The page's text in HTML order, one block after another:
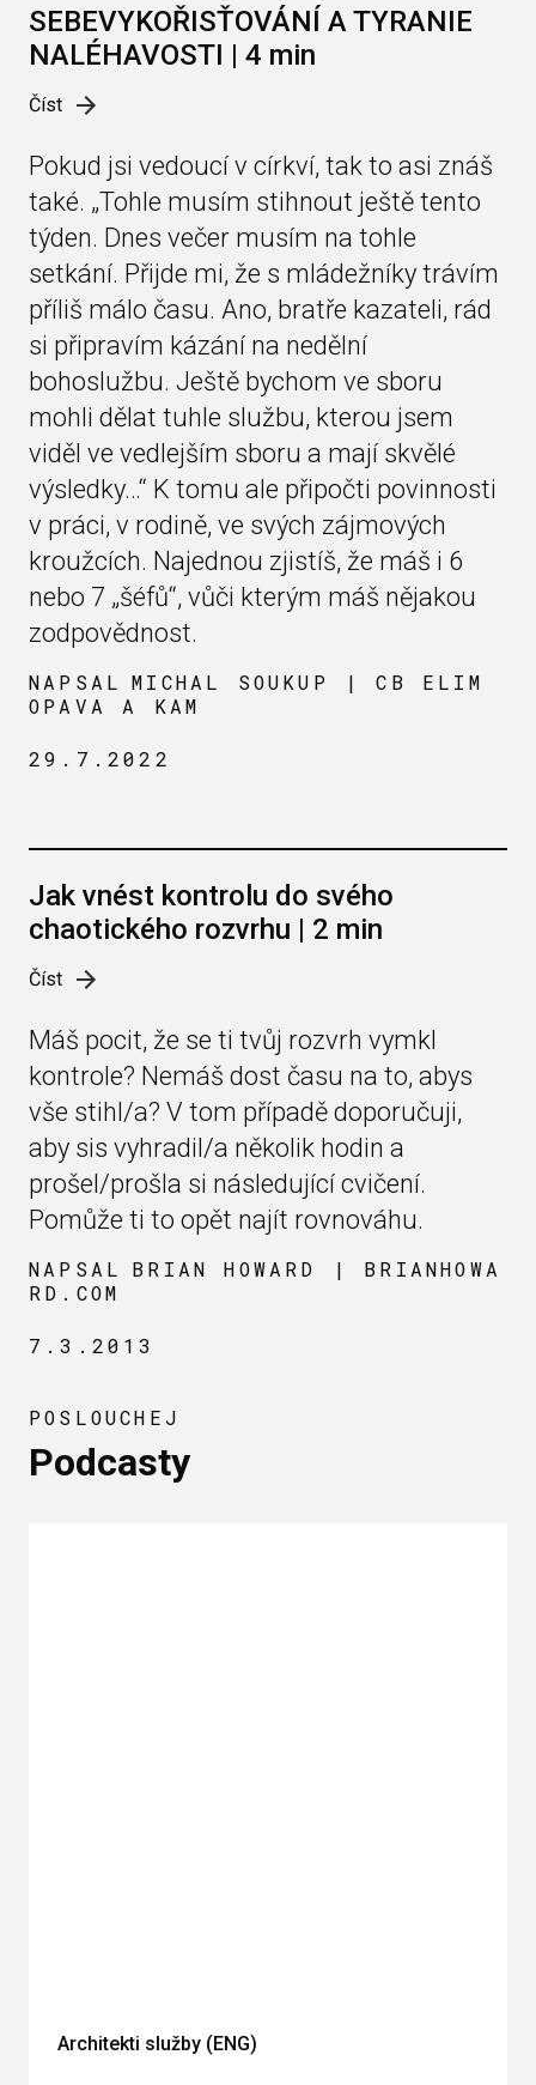
SEBEVYKOŘISŤOVÁNÍ A TYRANIE
NALÉHAVOSTI | 4 min
Číst
Pokud jsi vedoucí v církví, tak to asi znáš
také. „Tohle musím stihnout ještě tento
týden. Dnes večer musím na tohle
setkání. Přijde mi, že s mládežníky trávím
příliš málo času. Ano, bratře kazateli, rád
si připravím kázání na nedělní
bohoslužbu. Ještě bychom ve sboru
mohli dělat tuhle službu, kterou jsem
viděl ve vedlejším sboru a mají skvělé
výsledky…“ K tomu ale připočti povinnosti
v práci, v rodině, ve svých zájmových
kroužcích. Najednou zjistíš, že máš i 6
nebo 7 „šéfů“, vůči kterým máš nějakou
zodpovědnost.
NAPSAL MICHAL SOUKUP | CB ELIM
OPAVA A KAM
29.7.2022
Jak vnést kontrolu do svého
chaotického rozvrhu | 2 min
Číst
Máš pocit, že se ti tvůj rozvrh vymkl
kontrole? Nemáš dost času na to, abys
vše stihl/a? V tom případě doporučuji,
aby sis vyhradil/a několik hodin a
prošel/prošla si následující cvičení.
Pomůže ti to opět najít rovnováhu.
NAPSAL
BRIAN HOWARD | BRIANHOWA
RD.COM
7.3.2013
POSLOUCHEJ
Podcasty
Architekti služby (ENG)